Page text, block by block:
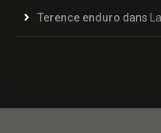
Terence enduro dans